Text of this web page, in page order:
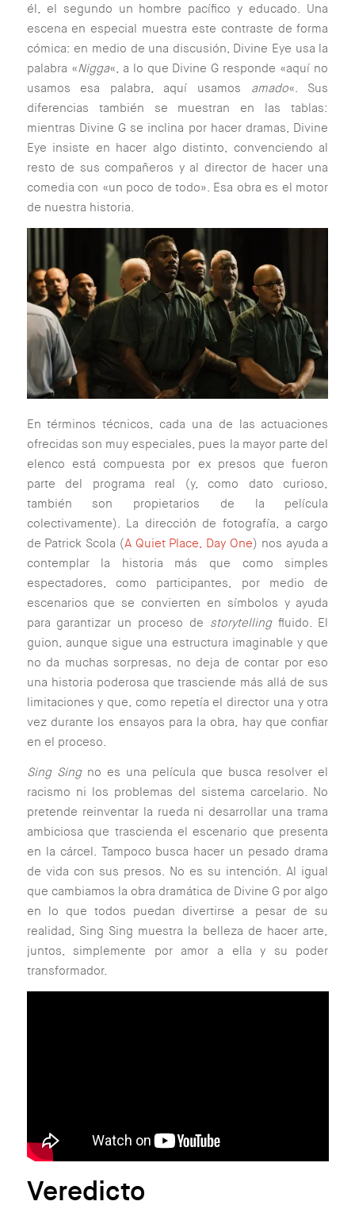
él, el segundo un hombre pacífico y educado. Una
escena en especial muestra este contraste de forma
cómica: en medio de una discusión, Divine Eye usa la
palabra «Nigga«, a lo que Divine G responde «aquí no
usamos esa palabra, aquí usamos amado«. Sus
diferencias también se muestran en las tablas:
mientras Divine G se inclina por hacer dramas, Divine
Eye insiste en hacer algo distinto, convenciendo al
resto de sus compañeros y al director de hacer una
comedia con «un poco de todo». Esa obra es el motor
de nuestra historia.
En términos técnicos, cada una de las actuaciones
ofrecidas son muy especiales, pues la mayor parte del
elenco está compuesta por ex presos que fueron
parte del programa real (y, como dato curioso,
también son propietarios de la película
colectivamente). La dirección de fotografía, a cargo
de Patrick Scola (A Quiet Place, Day One) nos ayuda a
contemplar la historia más que como simples
espectadores, como participantes, por medio de
escenarios que se convierten en símbolos y ayuda
para garantizar un proceso de storytellingfluido. El
guion, aunque sigue una estructura imaginable y que
no da muchas sorpresas, no deja de contar por eso
una historia poderosa que trasciende más allá de sus
limitaciones y que, como repetía el director una y otra
vez durante los ensayos para la obra, hay que confiar
en el proceso.
Sing Singno es una película que busca resolver el
racismo ni los problemas del sistema carcelario. No
pretende reinventar la rueda ni desarrollar una trama
ambiciosa que trascienda el escenario que presenta
en la cárcel. Tampoco busca hacer un pesado drama
de vida con sus presos. No es su intención. Al igual
que cambiamos la obra dramática de Divine G por algo
en lo que todos puedan divertirse a pesar de su
realidad, Sing Sing muestra la belleza de hacer arte,
juntos, simplemente por amor a ella y su poder
transformador.
Veredicto